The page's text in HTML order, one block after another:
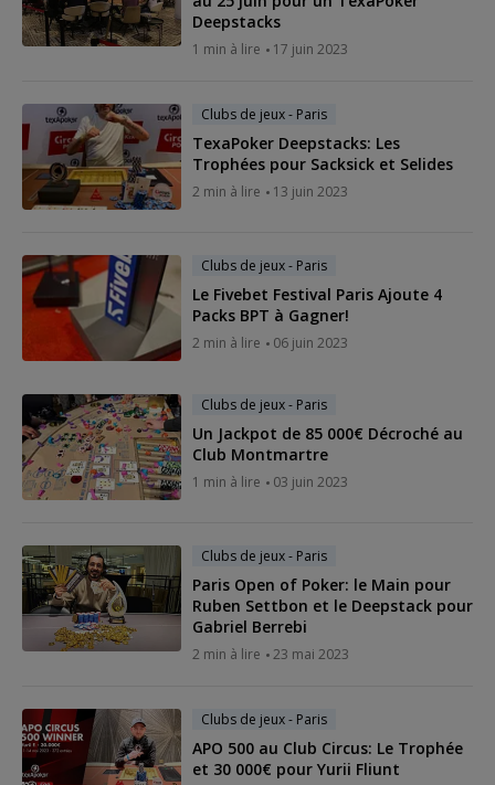
Deepstacks
1 min à lire 17 juin 2023
Clubs de jeux - Paris
TexaPoker Deepstacks: Les
Trophées pour Sacksick et Selides
2 min à lire 13 juin 2023
Clubs de jeux - Paris
Le Fivebet Festival Paris Ajoute 4
Packs BPT à Gagner!
2 min à lire 06 juin 2023
Clubs de jeux - Paris
Un Jackpot de 85 000€ Décroché au
Club Montmartre
1 min à lire 03 juin 2023
Clubs de jeux - Paris
Paris Open of Poker: le Main pour
Ruben Settbon et le Deepstack pour
Gabriel Berrebi
2 min à lire 23 mai 2023
Clubs de jeux - Paris
APO 500 au Club Circus: Le Trophée
et 30 000€ pour Yurii Fliunt